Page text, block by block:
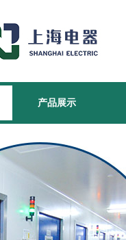
产品展示